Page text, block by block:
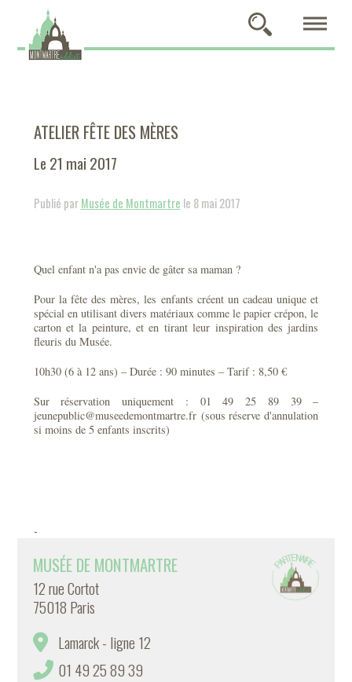
ATELIER FÊTE DES MÈRES
Le 21 mai 2017
Publié parMusée de Montmartre le 8 mai 2017
Quel enfant n'a pas envie de gâter sa maman ?
Pour la fête des mères, les enfants créent un cadeau unique et
spécial en utilisant divers matériaux comme le papier crépon, le
carton et la peinture, et en tirant leur inspiration des jardins
fleuris du Musée.
10h30 (6 à 12 ans) – Durée : 90 minutes – Tarif : 8,50 €
Sur réservation uniquement : 01 49 25 89 39 –
jeunepublic@museedemontmartre.fr (sous réserve d'annulation
si moins de 5 enfants inscrits)
-
MUSÉE DE MONTMARTRE
12 rue Cortot
75018 Paris
Lamarck - ligne 12
01 49 25 89 39